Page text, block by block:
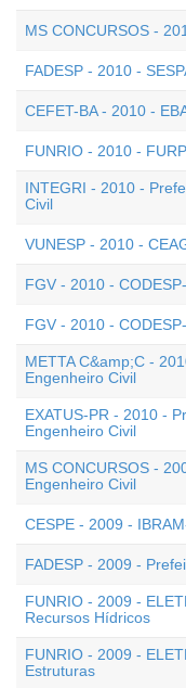
MS CONCURSOS -
FADESP - 2010 -
CEFET-BA - 2010 -
FUNRIO - 2010 -
INTEGRI - 2010 -
Civil
VUNESP - 2010 -
FGV - 2010 -
FGV - 2010 -
METTA C&amp;C -
Engenheiro Civil
EXATUS-PR - 2010 -
Engenheiro Civil
MS CONCURSOS -
Engenheiro Civil
CESPE - 2009 -
FADESP - 2009 -
FUNRIO - 2009 -
Recursos Hídricos
FUNRIO - 2009 -
Estruturas